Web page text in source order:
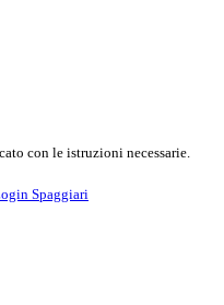
con le istruzioni necessarie.
Spaggiari